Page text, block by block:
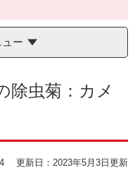
ー
虫菊：カメ
更新日：2023年5月3日更新